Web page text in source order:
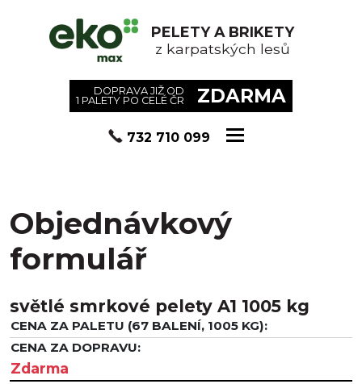
PELETY A BRIKETY
z karpatských lesů
DOPRAVA JIŽ OD
1 PALETY PO CELÉ ČR
ZDARMA
732 710 099
Objednávkový
formulář
světlé smrkové pelety A1 1005 kg
CENA ZA PALETU (67 BALENÍ, 1005 KG):
CENA ZA DOPRAVU:
Zdarma